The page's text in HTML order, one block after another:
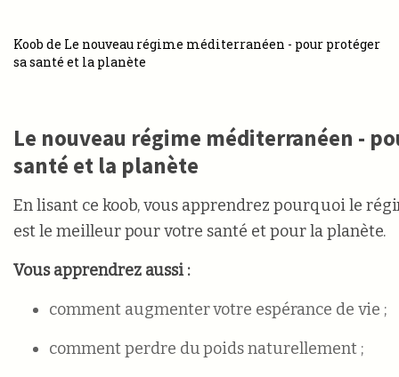
Koob de Le nouveau régime méditerranéen - pour protéger
sa santé et la planète
Le nouveau régime méditerranéen -
santé et la planète
En lisant ce koob, vous apprendrez pourquoi le
est le meilleur pour votre santé et pour la planète.
Vous apprendrez aussi :
comment augmenter votre espérance de vie ;
comment perdre du poids naturellement ;